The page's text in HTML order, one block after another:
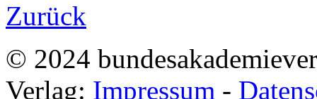
Zurück
© 2024
Verlag: Impressum -